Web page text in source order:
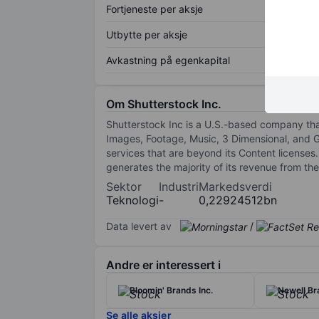
Fortjeneste per aksje
Utbytte per aksje
Avkastning på egenkapital
Om Shutterstock Inc.
Shutterstock Inc is a U.S.-based company
Images, Footage, Music, 3 Dimensional,
services that are beyond its Content
generates the majority of its revenue from
Sektor
Teknologi
Industri
-
Markedsverdi
0,22924512bn
Data levert av /
Andre er interessert i
Bloomin' Brands Inc. Newell
Se alle aksjer